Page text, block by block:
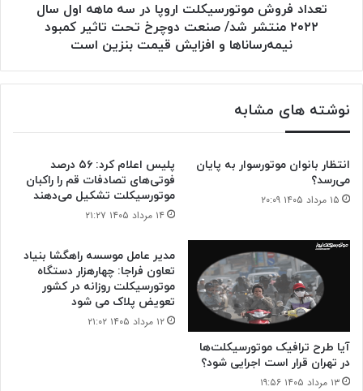
دوچرخ
تاثیر
کمبود
و
افزایش
قیمت
تعداد فروش موتورسیکلت اروپا در سه ماهه اول سال
۲۰۲۲ منتشر شد/ صنعت دوچرخ تحت تاثیر کمبود
نیمه‌رساناها و افزایش قیمت بنزین است
نوشته های مشابه
انتظار بانوان موتورسوار به پایان
می‌رسد؟
۱۵ مرداد ۱۴۰۵ ۲۰:۰۹
پلیس اعلام کرد: ۵۶ درصد
فوتی‌های تصادفات قم را راکبان
موتورسیکلت تشکیل می‌دهند
۱۴ مرداد ۱۴۰۵ ۲۱:۲۷
آیا طرح ترافیک موتورسیکلت‌ها
در تهران قرار است اجرایی شود؟
۱۳ مرداد ۱۴۰۵ ۱۹:۵۶
مدیر عامل موسسه راهگشا بنیاد
تعاون فراجا: چهارهزار دستگاه
موتورسیکلت روزانه در کشور
تعویض پلاک می شود
۱۲ مرداد ۱۴۰۵ ۲۱:۰۲